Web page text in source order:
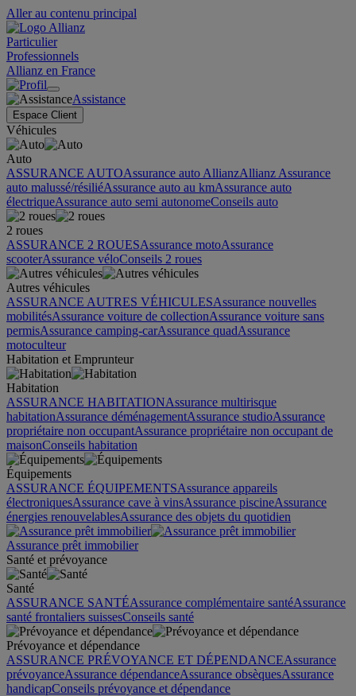
Aller au contenu principal
Particulier
Professionnels
Allianz en France
Assistance
Espace Client
Véhicules
Auto
ASSURANCE AUTOAssurance auto AllianzAllianz Assurance
auto malussé/résiliéAssurance auto au kmAssurance auto
électriqueAssurance auto semi autonomeConseils auto
2 roues
ASSURANCE 2 ROUESAssurance motoAssurance
scooterAssurance véloConseils 2 roues
Autres véhicules
ASSURANCE AUTRES VÉHICULESAssurance nouvelles
mobilitésAssurance voiture de collectionAssurance voiture sans
permisAssurance camping-carAssurance quadAssurance
motoculteur
Habitation et Emprunteur
Habitation
ASSURANCE HABITATIONAssurance multirisque
habitationAssurance déménagementAssurance studioAssurance
propriétaire non occupantAssurance propriétaire non occupant de
maisonConseils habitation
Équipements
ASSURANCE ÉQUIPEMENTSAssurance appareils
électroniquesAssurance cave à vinsAssurance piscineAssurance
énergies renouvelablesAssurance des objets du quotidien
Assurance prêt immobilier
Santé et prévoyance
Santé
ASSURANCE SANTÉAssurance complémentaire santéAssurance
santé frontaliers suissesConseils santé
Prévoyance et dépendance
ASSURANCE PRÉVOYANCE ET DÉPENDANCEAssurance
prévoyanceAssurance dépendanceAssurance obsèquesAssurance
handicapConseils prévoyance et dépendance